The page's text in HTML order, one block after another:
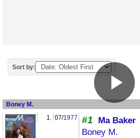
Sort by:
Boney M.
1. 07/1977 #1
Ma Baker
Boney M.